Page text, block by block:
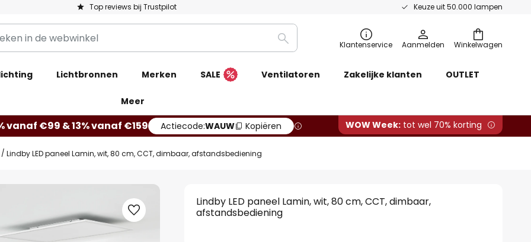
Top reviews bij Trustpilot Keuze uit 50.000 lampen
Winkelwagen
Zoeken Klantenservice Aanmelden
Lichtbronnen Merken SALE Ventilatoren Zakelijke klanten OUTLET
Meer
vanaf €99 & 13% vanaf €159 Actiecode:WAUW Kopiëren WOW Week: tot wel 70% korting
Lindby LED paneel Lamin, wit, 80 cm, CCT, dimbaar, afstandsbediening
Lindby LED paneel Lamin, wit, 80 cm, CCT, dimbaar,
afstandsbediening